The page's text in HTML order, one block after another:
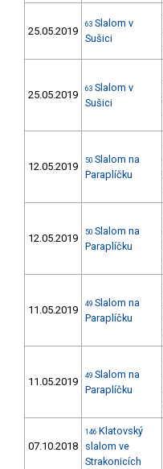
25.05.2019
63 Slalom v
Sušici
25.05.2019 63 Slalom v
Sušici
12.05.2019 50 Slalom na
Paraplíčku
12.05.2019 50 Slalom na
Paraplíčku
11.05.2019 49 Slalom na
Paraplíčku
11.05.2019 49 Slalom na
Paraplíčku
07.10.2018
146 Klatovský
slalom ve
Strakonicích